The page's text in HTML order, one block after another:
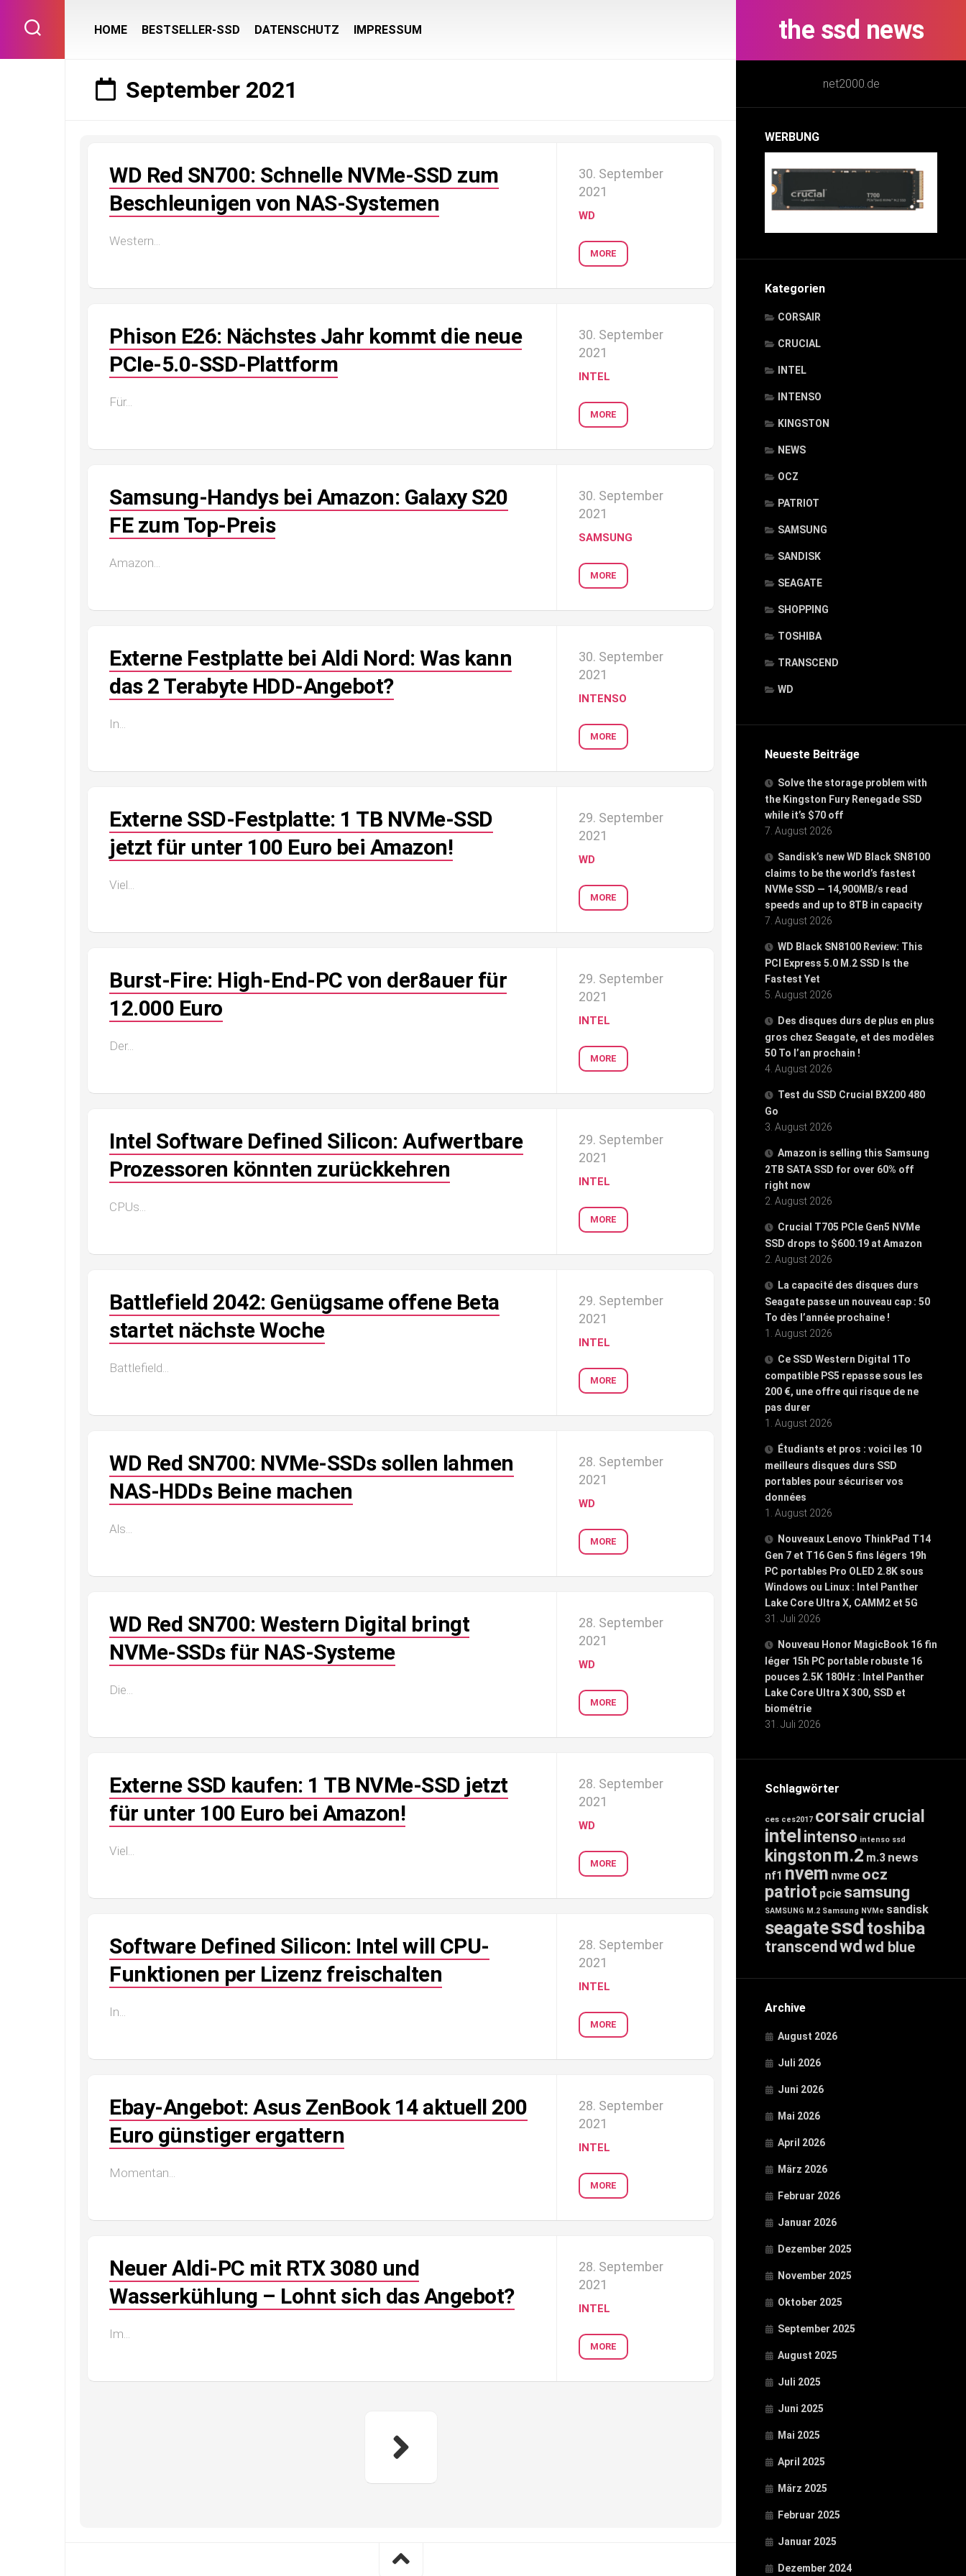
content
the ssd news
net2000.de
WERBUNG
Kategorien
CORSAIR
CRUCIAL
INTEL
INTENSO
KINGSTON
NEWS
OCZ
PATRIOT
SAMSUNG
SANDISK
SEAGATE
SHOPPING
TOSHIBA
TRANSCEND
WD
Neueste Beiträge
Solve the storage problem with
the Kingston Fury Renegade SSD
while it’s $70 off
7. August 2026
Sandisk’s new WD Black SN8100
claims to be the world’s fastest
NVMe SSD — 14,900MB/s read
speeds and up to 8TB in capacity
7. August 2026
WD Black SN8100 Review: This
PCI Express 5.0 M.2 SSD Is the
Fastest Yet
5. August 2026
Des disques durs de plus en plus
gros chez Seagate, et des modèles
50 To l’an prochain !
4. August 2026
Test du SSD Crucial BX200 480
Go
3. August 2026
Amazon is selling this Samsung
2TB SATA SSD for over 60% off
right now
2. August 2026
Crucial T705 PCIe Gen5 NVMe
SSD drops to $600.19 at Amazon
2. August 2026
La capacité des disques durs
Seagate passe un nouveau cap : 50
To dès l’année prochaine !
1. August 2026
Ce SSD Western Digital 1To
compatible PS5 repasse sous les
200 €, une offre qui risque de ne
pas durer
1. August 2026
Étudiants et pros : voici les 10
meilleurs disques durs SSD
portables pour sécuriser vos
données
1. August 2026
Nouveaux Lenovo ThinkPad T14
Gen 7 et T16 Gen 5 fins légers 19h
PC portables Pro OLED 2.8K sous
Windows ou Linux : Intel Panther
Lake Core Ultra X, CAMM2 et 5G
31. Juli 2026
Nouveau Honor MagicBook 16 fin
léger 15h PC portable robuste 16
pouces 2.5K 180Hz : Intel Panther
Lake Core Ultra X 300, SSD et
biométrie
31. Juli 2026
Schlagwörter
ces ces2017 corsaircrucial
intel intenso intenso ssd
kingstonm.2 m.3 news
nf1 nvem nvme ocz
patriot pcie samsung
SAMSUNG M.2 Samsung NVMe sandisk
seagatessd toshiba
transcend wdwd blue
Archive
August 2026
Juli 2026
Juni 2026
Mai 2026
April 2026
März 2026
Februar 2026
Januar 2026
Dezember 2025
November 2025
Oktober 2025
September 2025
August 2025
Juli 2025
Juni 2025
Mai 2025
April 2025
März 2025
Februar 2025
Januar 2025
Dezember 2024
HOME BESTSELLER-SSD DATENSCHUTZ IMPRESSUM
September 2021
WD Red SN700: Schnelle NVMe-SSD zum
Beschleunigen von NAS-Systemen
Western...
30. September
2021
WD
MORE
Phison E26: Nächstes Jahr kommt die neue
PCIe-5.0-SSD-Plattform
Für...
30. September
2021
INTEL
MORE
Samsung-Handys bei Amazon: Galaxy S20
FE zum Top-Preis
Amazon...
30. September
2021
SAMSUNG
MORE
Externe Festplatte bei Aldi Nord: Was kann
das 2 Terabyte HDD-Angebot?
In...
30. September
2021
INTENSO
MORE
Externe SSD-Festplatte: 1 TB NVMe-SSD
jetzt für unter 100 Euro bei Amazon!
Viel...
29. September
2021
WD
MORE
Burst-Fire: High-End-PC von der8auer für
12.000 Euro
Der...
29. September
2021
INTEL
MORE
Intel Software Defined Silicon: Aufwertbare
Prozessoren könnten zurückkehren
CPUs...
29. September
2021
INTEL
MORE
Battlefield 2042: Genügsame offene Beta
startet nächste Woche
Battlefield...
29. September
2021
INTEL
MORE
WD Red SN700: NVMe-SSDs sollen lahmen
NAS-HDDs Beine machen
Als...
28. September
2021
WD
MORE
WD Red SN700: Western Digital bringt
NVMe-SSDs für NAS-Systeme
Die...
28. September
2021
WD
MORE
Externe SSD kaufen: 1 TB NVMe-SSD jetzt
für unter 100 Euro bei Amazon!
Viel...
28. September
2021
WD
MORE
Software Defined Silicon: Intel will CPU-
Funktionen per Lizenz freischalten
In...
28. September
2021
INTEL
MORE
Ebay-Angebot: Asus ZenBook 14 aktuell 200
Euro günstiger ergattern
Momentan...
28. September
2021
INTEL
MORE
Neuer Aldi-PC mit RTX 3080 und
Wasserkühlung – Lohnt sich das Angebot?
Im...
28. September
2021
INTEL
MORE